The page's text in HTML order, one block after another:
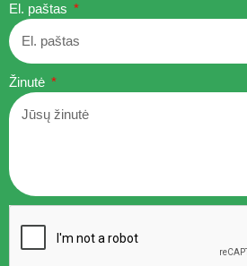
El. paštas
Žinutė